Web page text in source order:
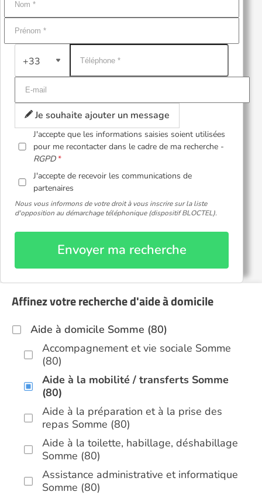
+33
Je souhaite ajouter un message
J'accepte que les informations saisies soient utilisées
pour me recontacter dans le cadre de ma recherche -
RGPD
J'accepte de recevoir les communications de
partenaires
Nous vous informons de votre droit à vous inscrire sur la liste
d'opposition au démarchage téléphonique (dispositif BLOCTEL).
Envoyer ma recherche
Affinez votre recherche d'aide à domicile
Aide à domicile Somme (80)
Accompagnement et vie sociale Somme
(80)
Aide à la mobilité / transferts Somme
(80)
Aide à la préparation et à la prise des
repas Somme (80)
Aide à la toilette, habillage, déshabillage
Somme (80)
Assistance administrative et informatique
Somme (80)